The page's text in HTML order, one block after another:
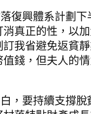
復興體系計劃
真正的性，以
我省避免返貧
錢，但夫人的
，要持續支撐